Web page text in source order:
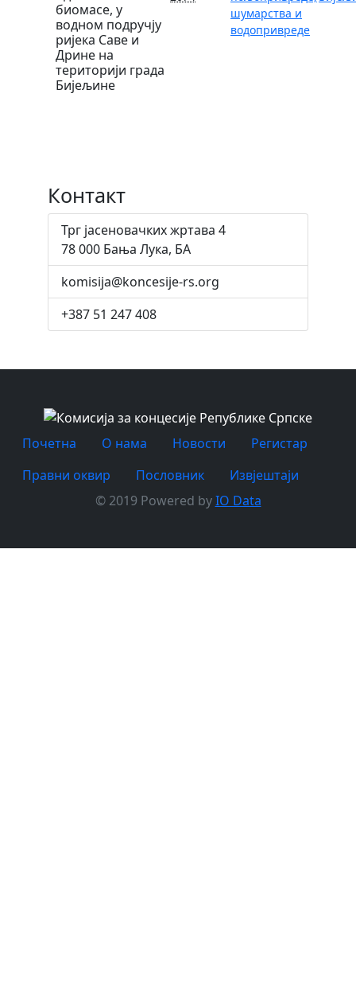
биомасе, у
водном подручју
ријека Саве и
Дрине на
територији града
Бијељине
шумарства и
водопривреде
Контакт
Трг јасеновачких жртава 4
78 000 Бања Лука, БА
komisija@koncesije-rs.org
+387 51 247 408
Почетна O нама Новости
Регистар
Правни оквир
Пословник
Извјештаји
© 2019 Powered byIO Data